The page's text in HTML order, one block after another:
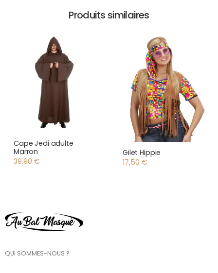
Produits similaires
Cape Jedi adulte
Marron
39,90 €
Gilet Hippie
17,50 €
QUI SOMMES-NOUS ?